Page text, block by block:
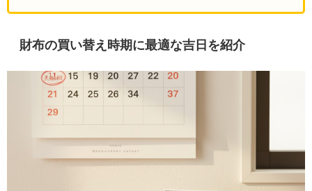
財布の買い替え時期に最適な吉日を紹介